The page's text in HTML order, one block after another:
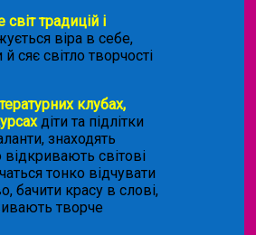
традицій і
віра в себе,
сяє світло творчості
клубах,
діти та підлітки
знаходять
світові
тонко відчувати
бачити красу в слові,
творче